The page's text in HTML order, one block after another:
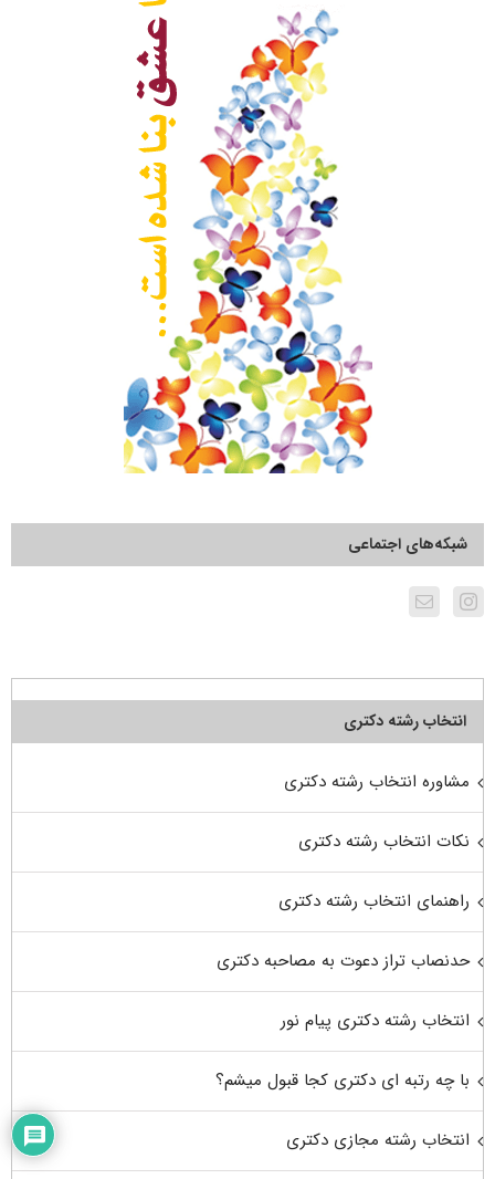
شبکه‌های اجتماعی
انتخاب رشته دکتری
مشاوره انتخاب رشته دکتری
نکات انتخاب رشته دکتری
راهنمای انتخاب رشته دکتری
حدنصاب تراز دعوت به مصاحبه دکتری
انتخاب رشته دکتری پیام نور
با چه رتبه ای دکتری کجا قبول میشم؟
انتخاب رشته مجازی دکتری